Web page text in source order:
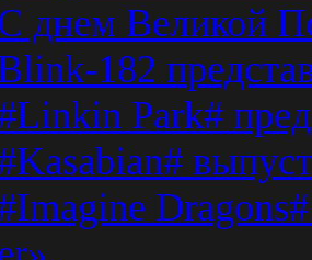
днем Великой
182
Park#